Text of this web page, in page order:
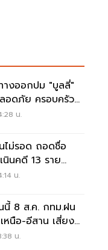
างออกปม "บูลลี่"
อดภัย ครอบครัว
น.
ไม่รอด ถอดชื่อ
นินคดี 13 ราย
งินน.
นี้ 8 ส.ค. กทม.ฝน
นือ-อีสาน เสี่ยง
น.